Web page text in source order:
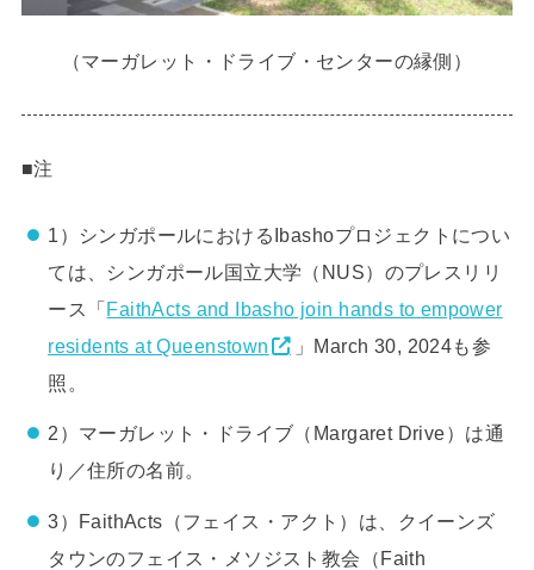
（マーガレット・ドライブ・センターの縁側）
■注
1）シンガポールにおけるIbashoプロジェクトについ
ては、シンガポール国立大学（NUS）のプレスリリ
ース「FaithActs and Ibasho join hands to empower
residents at Queenstown
」March 30, 2024も参
照。
2）マーガレット・ドライブ（Margaret Drive）は通
り／住所の名前。
3）FaithActs（フェイス・アクト）は、クイーンズ
タウンのフェイス・メソジスト教会（Faith